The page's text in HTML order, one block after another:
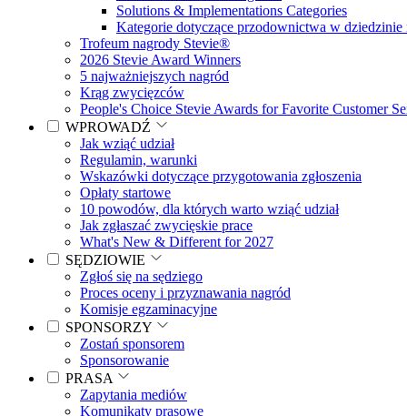
Solutions & Implementations Categories
Kategorie dotyczące przodownictwa w dziedzinie
Trofeum nagrody Stevie®
2026 Stevie Award Winners
5 najważniejszych nagród
Krąg zwycięzców
People's Choice Stevie Awards for Favorite Customer
WPROWADŹ
Jak wziąć udział
Regulamin, warunki
Wskazówki dotyczące przygotowania zgłoszenia
Opłaty startowe
10 powodów, dla których warto wziąć udział
Jak zgłaszać zwycięskie prace
What's New & Different for 2027
SĘDZIOWIE
Zgłoś się na sędziego
Proces oceny i przyznawania nagród
Komisje egzaminacyjne
SPONSORZY
Zostań sponsorem
Sponsorowanie
PRASA
Zapytania mediów
Komunikaty prasowe